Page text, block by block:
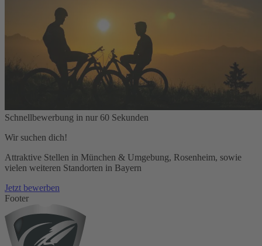
Schnellbewerbung in nur 60 Sekunden
Wir suchen dich!
Attraktive Stellen in München & Umgebung, Rosenheim, sowie
vielen weiteren Standorten in Bayern
Jetzt bewerben
Footer